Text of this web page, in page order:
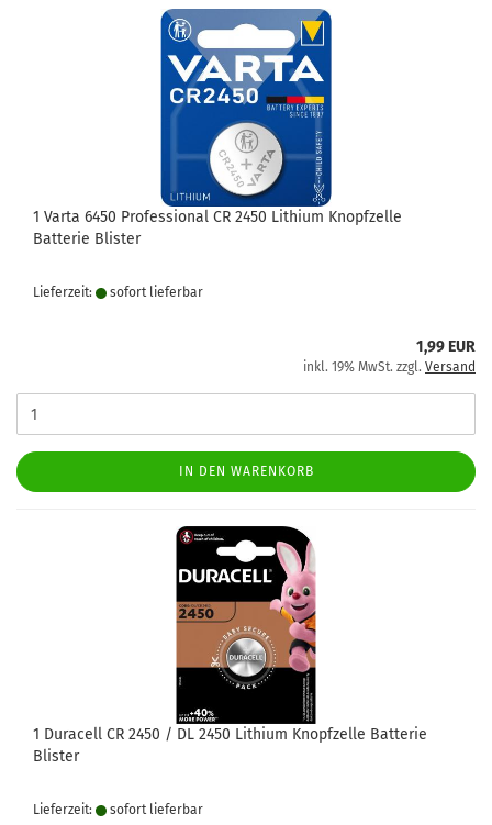
1 Varta 6450 Professional CR 2450 Lithium Knopfzelle
Batterie Blister
Lieferzeit: sofort lie­fer­bar
1,99 EUR
inkl. 19% MwSt. zzgl. Versand
IN DEN WARENKORB
1 Duracell CR 2450 / DL 2450 Lithium Knopfzelle Batterie
Blister
Lieferzeit: sofort lie­fer­bar